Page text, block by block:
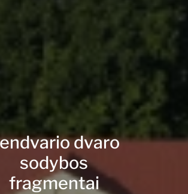
dvaro
sodybos
fragmentai